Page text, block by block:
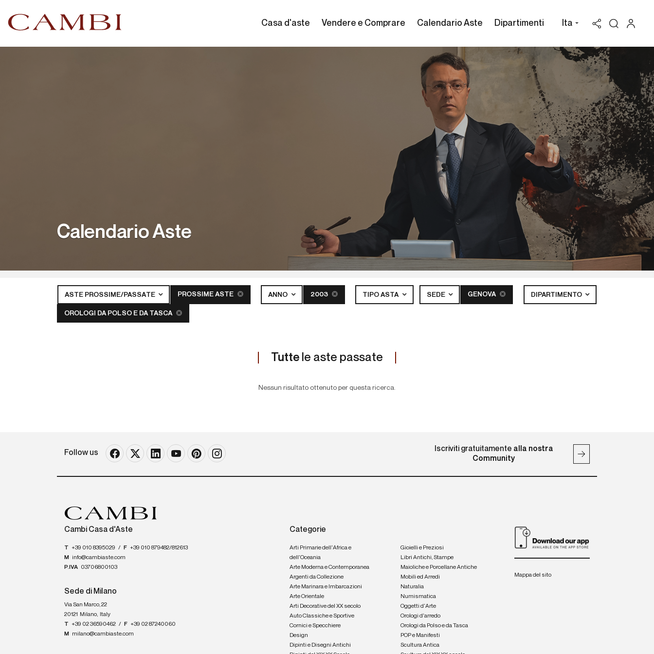
Casa d'aste Vendere e Comprare Calendario Aste Dipartimenti Ita
Calendario Aste
ASTE PROSSIME/PASSATE PROSSIME ASTE ANNO 2003 TIPO ASTA SEDE GENOVA DIPARTIMENTO
OROLOGI DA POLSO E DA TASCA
Tutte le aste passate
Nessun risultato ottenuto per questa ricerca.
Follow us Iscriviti gratuitamente alla nostra
Community
Cambi Casa d'Aste
T +39 010 8395029 / F +39 010 879482/812613
M
info@cambiaste.com
P.IVA 03706800103
Sede di Milano
Via San Marco, 22
20121
Milano, Italy
T +39 02 36590462 / F +39 02 87240060
M
milano@cambiaste.com
Categorie
Arti Primarie dell'Africa e
dell'Oceania
Arte Moderna e Contemporanea
Argenti da Collezione
Arte Marinara e Imbarcazioni
Arte Orientale
Arti Decorative del XX secolo
Auto Classiche e Sportive
Cornici e Specchiere
Design
Dipinti e Disegni Antichi
Gioielli e Preziosi
Libri Antichi, Stampe
Maioliche e Porcellane Antiche
Mobili ed Arredi
Naturalia
Numismatica
Oggetti d'Arte
Orologi d'arredo
Orologi da Polso e da Tasca
POP e Manifesti
Scultura Antica
Mappa del sito